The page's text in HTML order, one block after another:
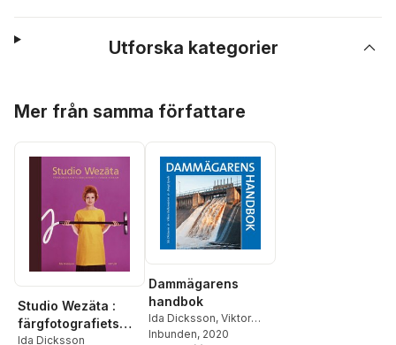
Utforska kategorier
Mer från samma författare
Studio Wezäta :
färgfotografiets
genombrott i
Ida Dicksson
Dammägarens
handbok
Ida Dicksson, Viktor
Falkenström,Bengt
Inbunden, 2020